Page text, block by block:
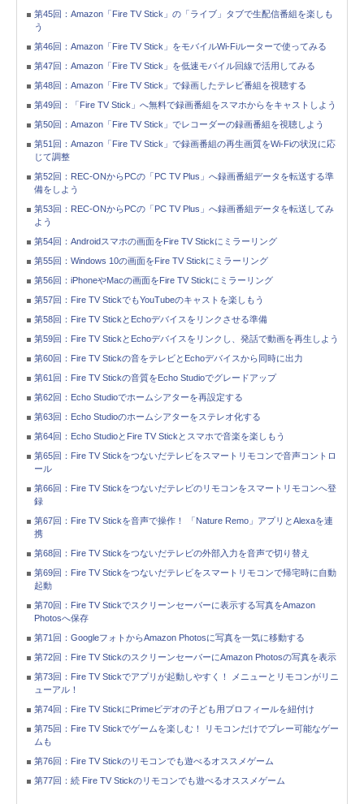
第45回：Amazon「Fire TV Stick」の「ライブ」タブで生配信番組を楽しも
う
第46回：Amazon「Fire TV Stick」をモバイルWi-Fiルーターで使ってみる
第47回：Amazon「Fire TV Stick」を低速モバイル回線で活用してみる
第48回：Amazon「Fire TV Stick」で録画したテレビ番組を視聴する
第49回：「Fire TV Stick」へ無料で録画番組をスマホからをキャストしよう
第50回：Amazon「Fire TV Stick」でレコーダーの録画番組を視聴しよう
第51回：Amazon「Fire TV Stick」で録画番組の再生画質をWi-Fiの状況に応
じて調整
第52回：REC-ONからPCの「PC TV Plus」へ録画番組データを転送する準
備をしよう
第53回：REC-ONからPCの「PC TV Plus」へ録画番組データを転送してみ
よう
第54回：Androidスマホの画面をFire TV Stickにミラーリング
第55回：Windows 10の画面をFire TV Stickにミラーリング
第56回：iPhoneやMacの画面をFire TV Stickにミラーリング
第57回：Fire TV StickでもYouTubeのキャストを楽しもう
第58回：Fire TV StickとEchoデバイスをリンクさせる準備
第59回：Fire TV StickとEchoデバイスをリンクし、発話で動画を再生しよう
第60回：Fire TV Stickの音をテレビとEchoデバイスから同時に出力
第61回：Fire TV Stickの音質をEcho Studioでグレードアップ
第62回：Echo Studioでホームシアターを再設定する
第63回：Echo Studioのホームシアターをステレオ化する
第64回：Echo StudioとFire TV Stickとスマホで音楽を楽しもう
第65回：Fire TV Stickをつないだテレビをスマートリモコンで音声コントロ
ール
第66回：Fire TV Stickをつないだテレビのリモコンをスマートリモコンへ登
録
第67回：Fire TV Stickを音声で操作！ 「Nature Remo」アプリとAlexaを連
携
第68回：Fire TV Stickをつないだテレビの外部入力を音声で切り替え
第69回：Fire TV Stickをつないだテレビをスマートリモコンで帰宅時に自動
起動
第70回：Fire TV Stickでスクリーンセーバーに表示する写真をAmazon
Photosへ保存
第71回：GoogleフォトからAmazon Photosに写真を一気に移動する
第72回：Fire TV StickのスクリーンセーバーにAmazon Photosの写真を表示
第73回：Fire TV Stickでアプリが起動しやすく！ メニューとリモコンがリニ
ューアル！
第74回：Fire TV StickにPrimeビデオの子ども用プロフィールを紐付け
第75回：Fire TV Stickでゲームを楽しむ！ リモコンだけでプレー可能なゲー
ムも
第76回：Fire TV Stickのリモコンでも遊べるオススメゲーム
第77回：続 Fire TV Stickのリモコンでも遊べるオススメゲーム